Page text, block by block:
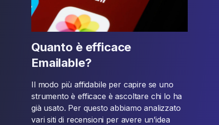
Quanto è efficace
Emailable?
Il modo più affidabile per capire se uno
strumento è efficace è ascoltare chi lo ha
già usato. Per questo abbiamo analizzato
vari siti di recensioni per avere un’idea